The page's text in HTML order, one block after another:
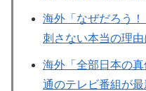
海外「なぜだろう
刺さない本当の理
海外「全部日本の
通のテレビ番組が